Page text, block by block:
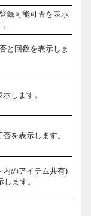
録可能可否を表示
と回数を表示しま
します。
を表示します。
のアイテム共有)
ます。